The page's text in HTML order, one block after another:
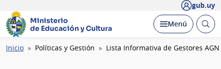
gub.uy
Ministerio
de Educación y Cultura
Desplegar
Menú Abrir
Ruta
Inicio Políticas y Gestión Lista Informativa de Gestores AGN